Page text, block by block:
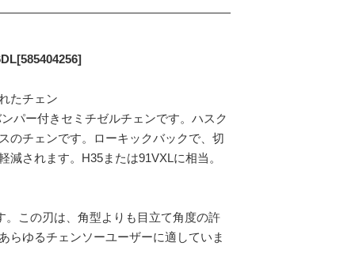
たチェン
パー付きセミチゼルチェンです。ハスク
のチェンです。ローキックバックで、切
されます。H35または91VXLに相当。
この刃は、角型よりも目立て角度の許
らゆるチェンソーユーザーに適していま